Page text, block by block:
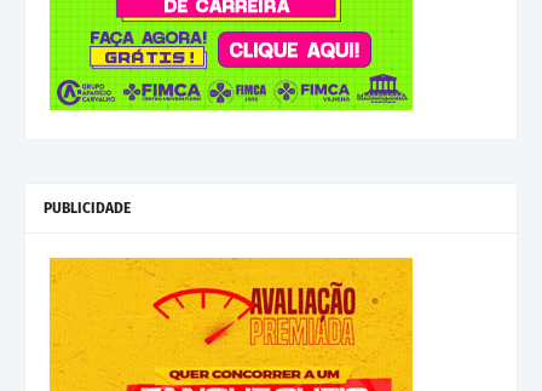
PUBLICIDADE